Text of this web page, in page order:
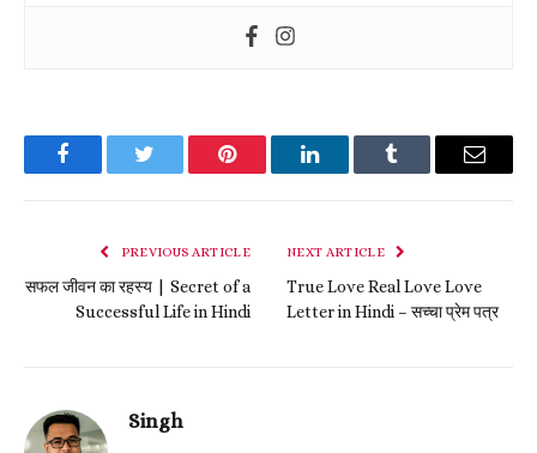
FacebookTwitter Pinterest LinkedInTumblr Email
PREVIOUS ARTICLE
सफल जीवन का रहस्य | Secret of a
Successful Life in Hindi
NEXT ARTICLE
True Love Real Love Love
Letter in Hindi – सच्चा प्रेम पत्र
Singh